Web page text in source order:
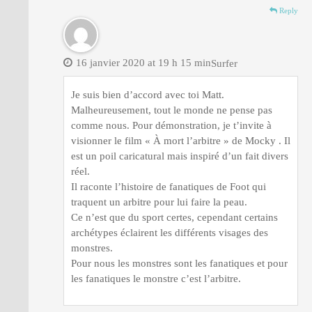
Reply
Surfer
16 janvier 2020 at 19 h 15 min
Je suis bien d’accord avec toi Matt.
Malheureusement, tout le monde ne pense pas
comme nous. Pour démonstration, je t’invite à
visionner le film « À mort l’arbitre » de Mocky . Il
est un poil caricatural mais inspiré d’un fait divers
réel.
Il raconte l’histoire de fanatiques de Foot qui
traquent un arbitre pour lui faire la peau.
Ce n’est que du sport certes, cependant certains
archétypes éclairent les différents visages des
monstres.
Pour nous les monstres sont les fanatiques et pour
les fanatiques le monstre c’est l’arbitre.